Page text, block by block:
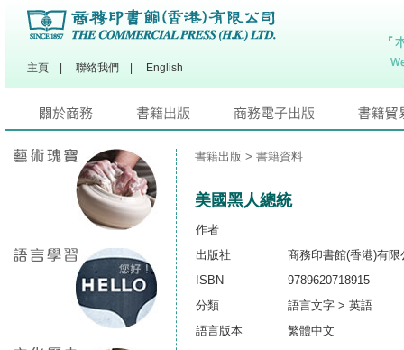
主頁 聯絡我們 English
書籍出版 > 書籍資料
美國黑人總統
作者
出版社
商務印書館(香港)有限
ISBN
9789620718915
分類
語言文字 > 英語
語言版本
繁體中文